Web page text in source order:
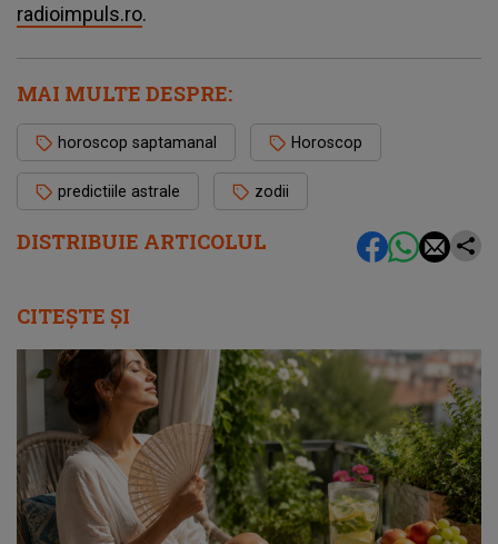
DISTRIBUIE ARTICOLUL
radioimpuls.ro.
MAI MULTE DESPRE:
horoscop saptamanal Horoscop
predictiile astrale zodii
CITEȘTE ȘI